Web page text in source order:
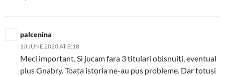
palcenina
13 JUNE 2020 AT 8:18
Meci important. Si jucam fara 3 titulari obisnuiti, eventual
plus Gnabry. Toata istoria ne-au pus probleme. Dar totusi